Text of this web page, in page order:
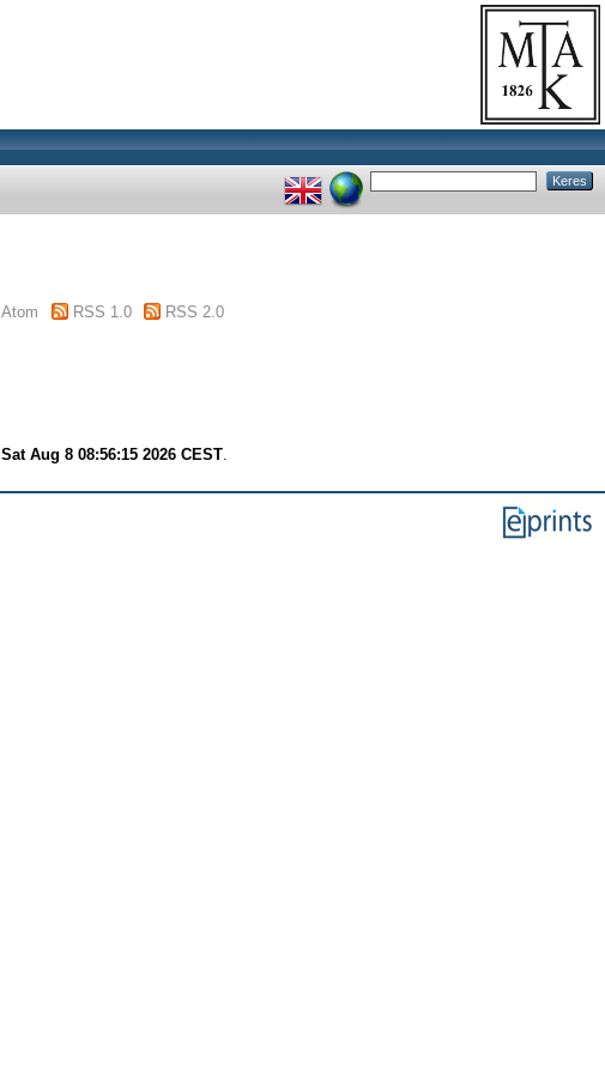
Atom RSS 1.0 RSS 2.0
Sat Aug 8 08:56:15 2026 CEST